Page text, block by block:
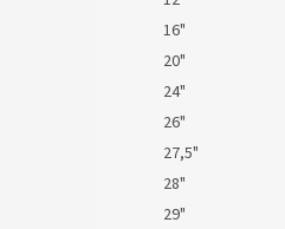
16"
20"
24"
26"
27,5"
28"
29"